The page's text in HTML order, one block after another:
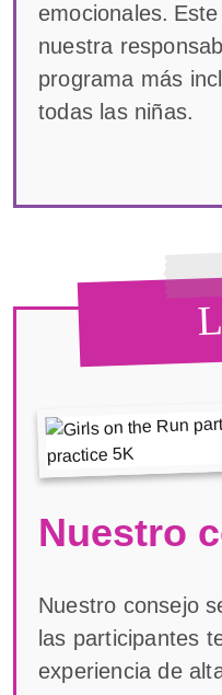
emocionales.
nuestra
programa más
todas las niñas.
Nuestro
Nuestro consejo
las participantes
experiencia de